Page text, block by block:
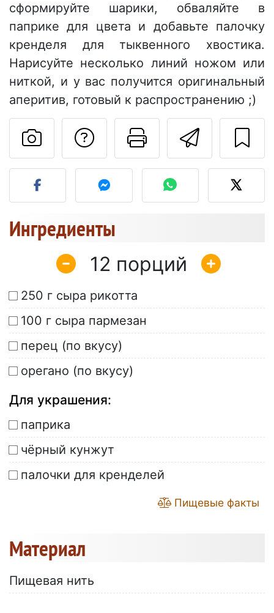
сформируйте шарики, обваляйте в
паприке для цвета и добавьте палочку
кренделя для тыквенного хвостика.
Нарисуйте несколько линий ножом или
ниткой, и у вас получится оригинальный
аперитив, готовый к распространению ;)
Задать вопрос
Разместите фото этого
Ингредиенты
12
250 г сыра рикотта
100 г сыра пармезан
перец (по вкусу)
орегано (по вкусу)
Для украшения:
паприка
чёрный кунжут
палочки для кренделей
Пищевые факты
Материал
Пищевая нить